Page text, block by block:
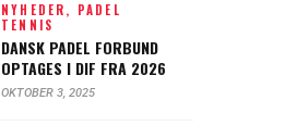
NYHEDER, PADEL
TENNIS
DANSK PADEL FORBUND
OPTAGES I DIF FRA 2026
OKTOBER 3, 2025